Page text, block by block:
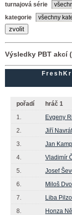
turnajová série
kategorie
Výsledky PBT akcí (
pořadí hráč 1
1.
Evgeny
2.
Jiří
3.
Jan
4.
Vladimír
5.
Josef
6.
Miloš
7.
Liba
8.
Honza